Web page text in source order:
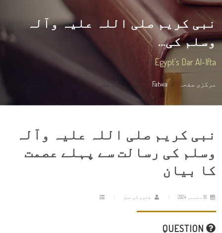
نبی کریم صلی اللہ علیہ وآلہ
وسلم کی...
Egypt's Dar Al-Ifta
مرکزی صفحہ Fatwa نبی کریم صلی اللہ علیہ وآلہ وسلم کی...
نبی کریم صلی اللہ علیہ وآلہ
وسلم کی رسالت سے پہلے عصمت
کا بیان
16 ستمبر 2024 فتویٰ کونسل